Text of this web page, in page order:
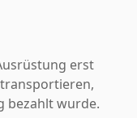
erst
bezahlt wurde.